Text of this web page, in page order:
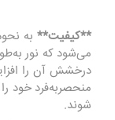
**کیفیت** به
می‌شود که نور
درخشش آن را
منحصربه‌فرد خود
شوند.